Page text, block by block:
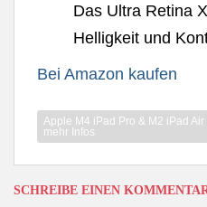
Das Ultra Retina
Helligkeit und
Bei Amazon kaufen
Apple M4 iPad Pro & M2 iPad
mehr Infos
SCHREIBE EINEN